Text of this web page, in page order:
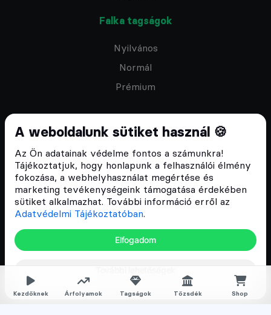
Kezdőknek Árfolyamok Tagságok Tőzsdék Shop
A weboldalunk sütiket használ 🍪
Az Ön adatainak védelme fontos a számunkra!
Tájékoztatjuk, hogy honlapunk a felhasználói élmény
fokozása, a webhelyhasználat megértése és
marketing tevékenységeink támogatása érdekében
sütiket alkalmazhat. További információ erről az
Adatvédelmi Tájékoztatóban.
Elfogadom
Falka tagságok
Nyilvános
Normál
Prémium
Feliratkozom a hírlevélre
ÁSZF
Adatvédelmi tájékoztató
Copyright © 2017–2026. Minden jog fenntartva